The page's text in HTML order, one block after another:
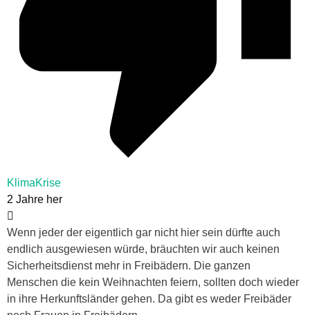
KlimaKrise
2 Jahre her
Wenn jeder der eigentlich gar nicht hier sein dürfte auch
endlich ausgewiesen würde, bräuchten wir auch keinen
Sicherheitsdienst mehr in Freibädern. Die ganzen
Menschen die kein Weihnachten feiern, sollten doch wieder
in ihre Herkunftsländer gehen. Da gibt es weder Freibäder